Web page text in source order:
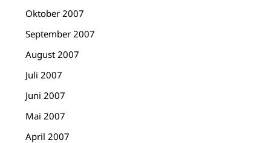
Oktober 2007
September 2007
August 2007
Juli 2007
Juni 2007
Mai 2007
April 2007